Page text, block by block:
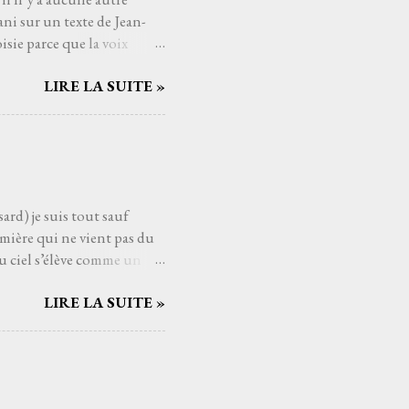
sur un texte de Jean-
parce que la voix
Reggiani, c’est
C'est une de ces
LIRE LA SUITE »
je suis tout sauf
qui ne vient pas du
s’élève comme un
la mélodie se mêler à
comme si Higelin me
LIRE LA SUITE »